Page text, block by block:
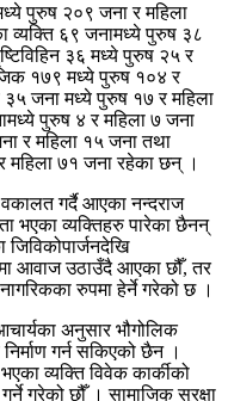
पुरुष २०९ जना र महिला
व्यक्ति ६९ जनामध्ये पुरुष ३८
३६ मध्ये पुरुष २५ र
१७९ मध्ये पुरुष १०४ र
३५ जना मध्ये पुरुष १७ र महिला
पुरुष ४ र महिला ७ जना
र महिला १५ जना तथा
महिला ७१ जना रहेका छन् ।
गर्दै आएका नन्दराज
भएका व्यक्तिहरु पारेका छैनन्
आवाज उठाउँदै आएका छौँ, तर
रुपमा हेर्ने गरेको छ ।
अनुसार भौगोलिक
गर्न सकिएको छैन ।
व्यक्ति विवेक कार्कीको
गरेको छौँ । सामाजिक सुरक्षा